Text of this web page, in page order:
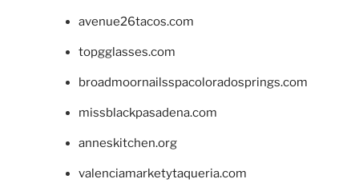
avenue26tacos.com
topgglasses.com
broadmoornailsspacoloradosprings.com
missblackpasadena.com
anneskitchen.org
valenciamarketytaqueria.com